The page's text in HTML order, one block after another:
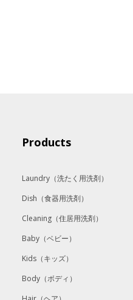
Products
Laundry （洗たく用洗剤）
Dish （食器用洗剤）
Cleaning （住居用洗剤）
Baby （ベビー）
Kids （キッズ）
Body （ボディ）